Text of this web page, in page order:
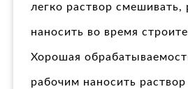
легко раствор смешивать,
наносить во время
Хорошая
рабочим наносить